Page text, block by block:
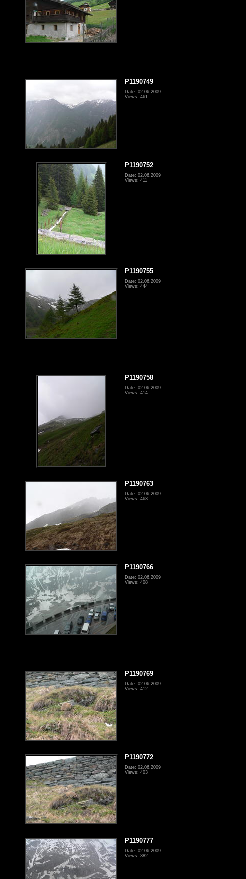
P1190749
Date: 02.06.2009
Views: 461
P1190752
Date: 02.06.2009
Views: 411
P1190755
Date: 02.06.2009
Views: 444
P1190758
Date: 02.06.2009
Views: 414
P1190763
Date: 02.06.2009
Views: 463
P1190766
Date: 02.06.2009
Views: 408
P1190769
Date: 02.06.2009
Views: 412
P1190772
Date: 02.06.2009
Views: 403
P1190777
Date: 02.06.2009
Views: 382